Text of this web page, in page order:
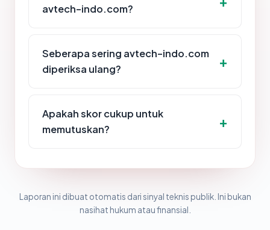
avtech-indo.com?
Seberapa sering avtech-indo.com
diperiksa ulang?
Apakah skor cukup untuk
memutuskan?
Laporan ini dibuat otomatis dari sinyal teknis publik. Ini bukan
nasihat hukum atau finansial.